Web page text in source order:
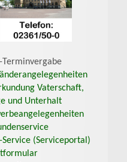
Terminvergabe
Vaterschaft,
und Unterhalt
(Serviceportal)